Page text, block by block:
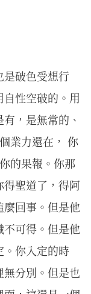
是破色受想行
性空破的。用
，是無常的、
業力還在， 你
的果報。你那
聖道了，得阿
回事。但是他
可得。但是他
。你入定的時
分別。但是也